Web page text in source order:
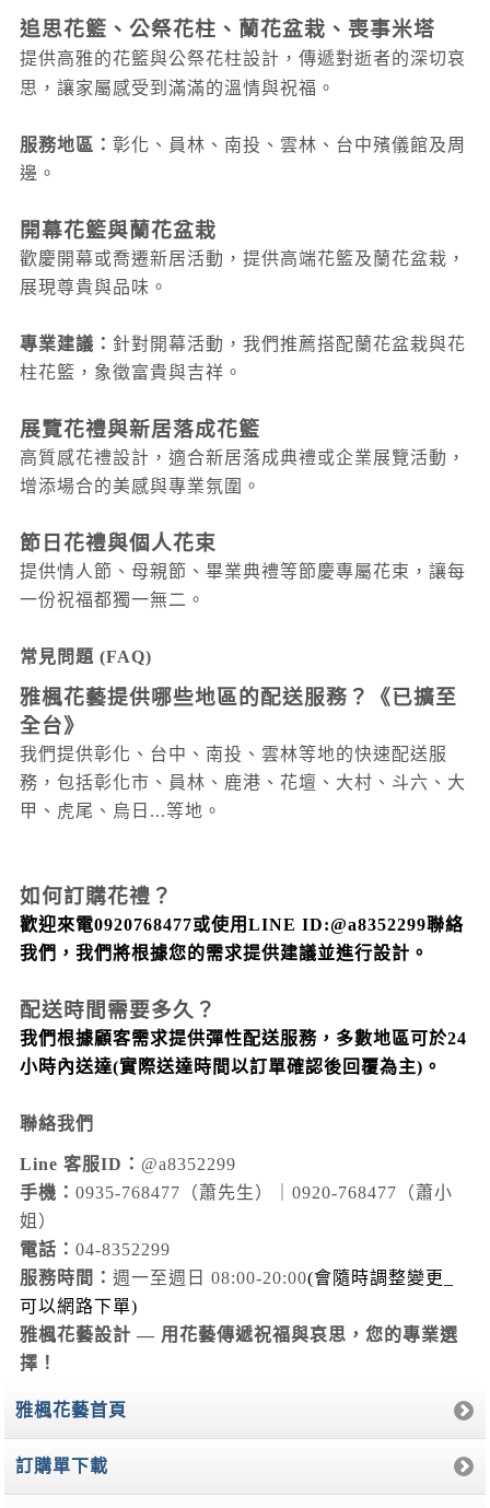
追思花籃、公祭花柱、蘭花盆栽、喪事米塔
提供高雅的花籃與公祭花柱設計，傳遞對逝者的深切哀
思，讓家屬感受到滿滿的溫情與祝福。
服務地區： 彰化、員林、南投 、雲林 、台中殯儀館及周
邊。
開幕花籃與蘭花盆栽
歡慶開幕或喬遷新居活動，提供高端花籃及蘭花盆栽，
展現尊貴與品味。
專業建議： 針對開幕活動，我們推薦搭配蘭花盆栽與花
柱花籃，象徵富貴與吉祥。
展覽花禮與新居落成花籃
高質感花禮設計，適合新居落成典禮或企業展覽活動，
增添場合的美感與專業氛圍。
節日花禮與個人花束
提供情人節、母親節、畢業典禮等節慶專屬花束，讓每
一份祝福都獨一無二。
常見問題 (FAQ)
雅楓花藝提供哪些地區的配送服務？
《已擴至
全台》
我們提供彰化、台中、南投、雲林等地的快速配送服
務，包括彰化市、員林、鹿港、花壇、大村 、斗六 、大
甲 、虎尾 、烏日...等地。
如何訂購花禮？
歡迎來電0920768477或使用LINE ID:@a8352299聯絡
我們，我們將根據您的需求提供建議並進行設計。
配送時間需要多久？
我們根據顧客需求提供彈性配送服務，多數地區可於24
小時內送達(實際送達時間以訂單確認後回覆為主) 。
聯絡我們
Line 客服ID： @a8352299
手機： 0935-768477（蕭先生）｜0920-768477（蕭小
姐）
電話： 04-8352299
服務時間： 週一至週日 08:00-20:00(會隨時調整變更_
可以網路下單)
雅楓花藝設計 — 用花藝傳遞祝福與哀思，您的專業選
擇！
雅楓花藝首頁
訂購單下載